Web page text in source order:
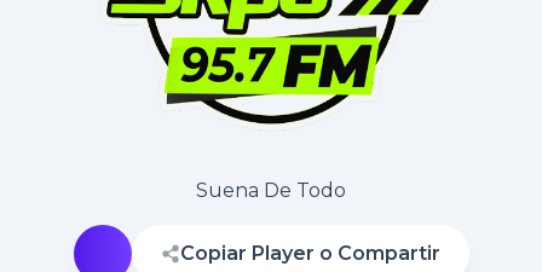
Suena De Todo
Copiar Player o Compartir